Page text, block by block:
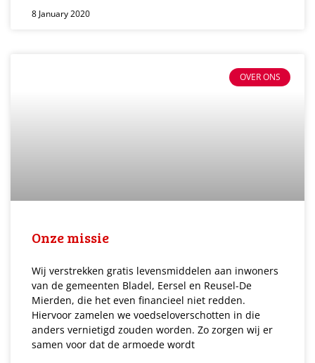
8 January 2020
OVER ONS
Onze missie
Wij verstrekken gratis levensmiddelen aan inwoners
van de gemeenten Bladel, Eersel en Reusel-De
Mierden, die het even financieel niet redden.
Hiervoor zamelen we voedseloverschotten in die
anders vernietigd zouden worden. Zo zorgen wij er
samen voor dat de armoede wordt